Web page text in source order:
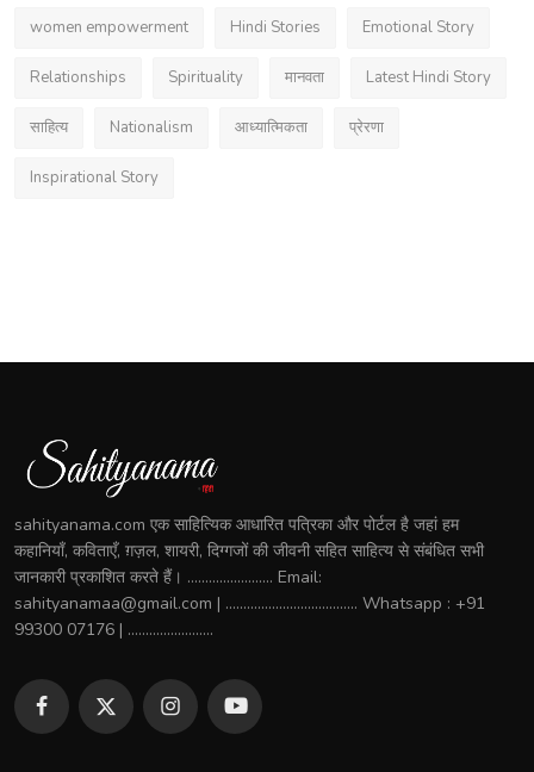
women empowerment Hindi Stories Emotional Story
Relationships Spirituality मानवता Latest Hindi Story
साहित्य Nationalism आध्यात्मिकता प्रेरणा
Inspirational Story
sahityanama.com एक साहित्यिक आधारित पत्रिका और पोर्टल है जहां हम
कहानियाँ, कविताएँ, ग़ज़ल, शायरी, दिग्गजों की जीवनी सहित साहित्य से संबंधित सभी
जानकारी प्रकाशित करते हैं। ........................ Email:
sahityanamaa@gmail.com | ..................................... Whatsapp : +91
99300 07176 | ........................